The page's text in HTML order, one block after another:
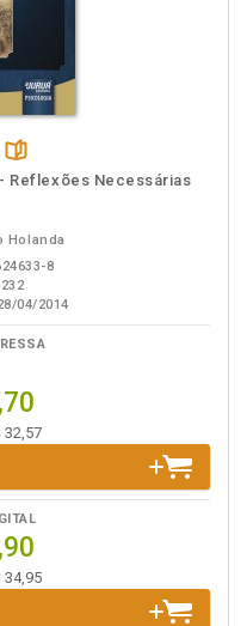
páginas
Reflexões Necessárias
Holanda
8
232
04/2014
32,57
34,95